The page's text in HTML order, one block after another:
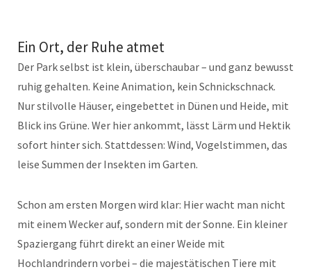
Ein Ort, der Ruhe atmet
Der Park selbst ist klein, überschaubar – und ganz bewusst
ruhig gehalten. Keine Animation, kein Schnickschnack.
Nur stilvolle Häuser, eingebettet in Dünen und Heide, mit
Blick ins Grüne. Wer hier ankommt, lässt Lärm und Hektik
sofort hinter sich. Stattdessen: Wind, Vogelstimmen, das
leise Summen der Insekten im Garten.
Schon am ersten Morgen wird klar: Hier wacht man nicht
mit einem Wecker auf, sondern mit der Sonne. Ein kleiner
Spaziergang führt direkt an einer Weide mit
Hochlandrindern vorbei – die majestätischen Tiere mit